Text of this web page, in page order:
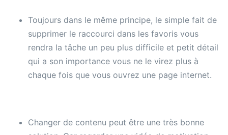
Toujours dans le même principe, le simple fait de
supprimer le raccourci dans les favoris vous
rendra la tâche un peu plus difficile et petit détail
qui a son importance vous ne le virez plus à
chaque fois que vous ouvrez une page internet.
Changer de contenu peut être une très bonne